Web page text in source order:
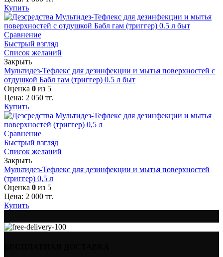
Купить
Сравнение
Быстрый взгляд
Список желаний
Закрыть
Мультидез-Тефлекс для дезинфекции и мытья поверхностей с
отдушкой Бабл гам (триггер) 0.5 л быт
Оценка 0 из 5
Цена: 2 050 тг.
Купить
Сравнение
Быстрый взгляд
Список желаний
Закрыть
Мультидез-Тефлекс для дезинфекции и мытья поверхностей
(триггер) 0,5 л
Оценка 0 из 5
Цена: 2 000 тг.
Купить